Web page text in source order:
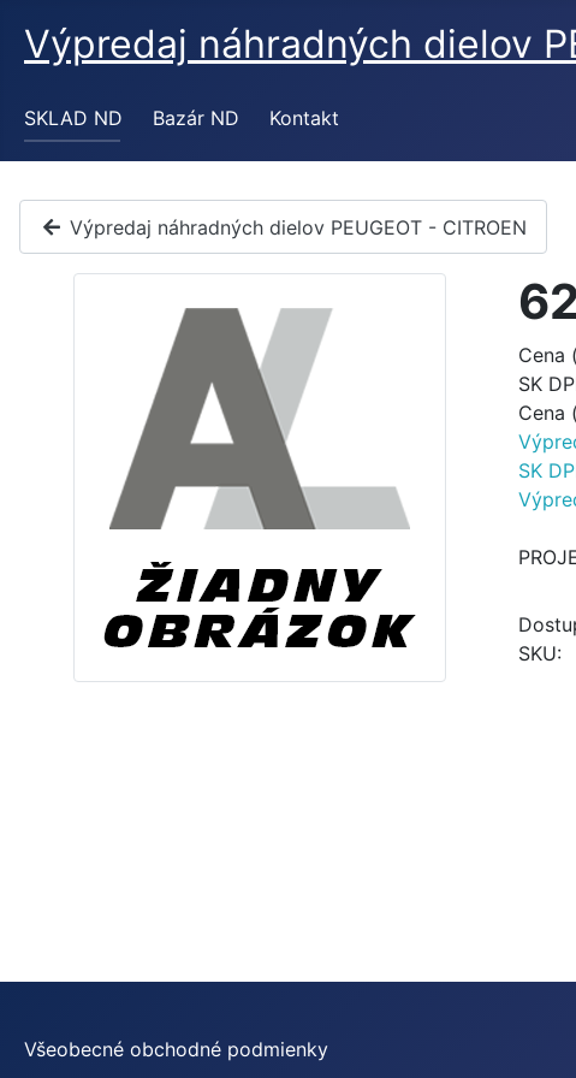
Výpredaj náhradných dielov
SKLAD ND Bazár ND Kontakt
Výpredaj náhradných dielov PEUGEOT - CITROEN
Cena
SK
Cena
SK
SKU:
Všeobecné obchodné podmienky